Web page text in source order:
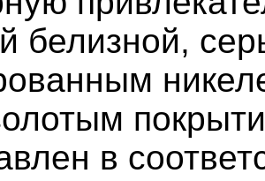
белизной,
в